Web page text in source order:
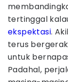
tertinggal
ekspektasi.
terus
untuk
Padahal,